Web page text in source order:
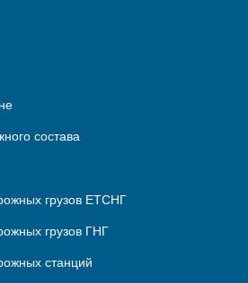
состава
грузов ЕТСНГ
грузов ГНГ
станций